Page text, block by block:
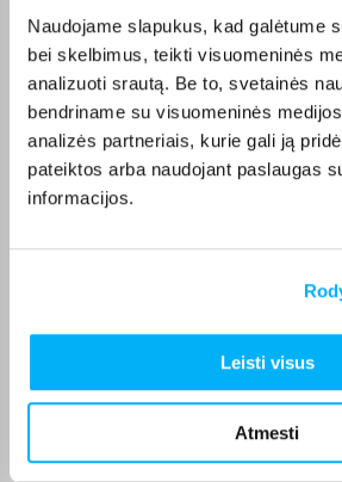
Naudojame slapukus, kad galėtume
bei skelbimus, teikti visuomeninės
analizuoti srautą. Be to, svetainės
bendriname su visuomeninės
analizės partneriais, kurie gali ją
pateiktos arba naudojant paslaugas
informacijos.
Leisti visus
Atmesti
Pirkėjų atsiliepimai
edmundas v.
Viskas puikiai
Rolandas B.